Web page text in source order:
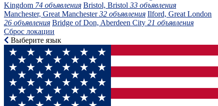
Kingdom 74 объявления Bristol, Bristol 33 объявления
Manchester, Great Manchester32 объявления Ilford, Great London
26 объявления Bridge of Don, Aberdeen City 21 объявления
Сброс локации
Выберите язык